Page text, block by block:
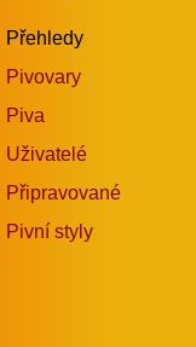
Přehledy
Pivovary
Piva
Uživatelé
Připravované
Pivní styly